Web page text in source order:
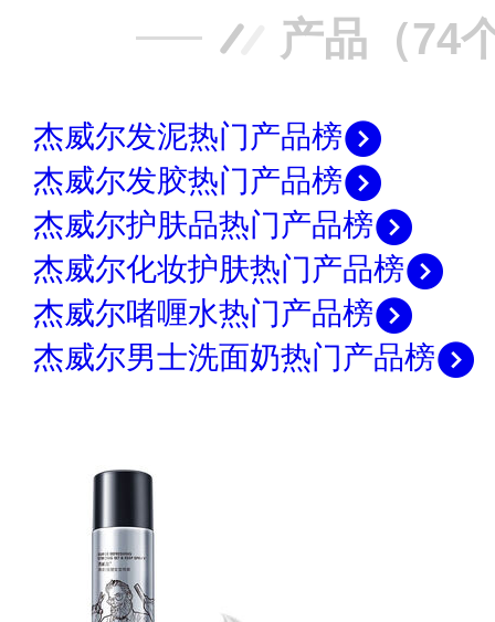
产品（74
杰威尔发泥热门产品榜
杰威尔发胶热门产品榜
杰威尔护肤品热门产品榜
杰威尔化妆护肤热门产品榜
杰威尔啫喱水热门产品榜
杰威尔男士洗面奶热门产品榜